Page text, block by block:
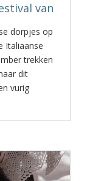
van
dorpjes op
Italiaanse
trekken
dit
vurig